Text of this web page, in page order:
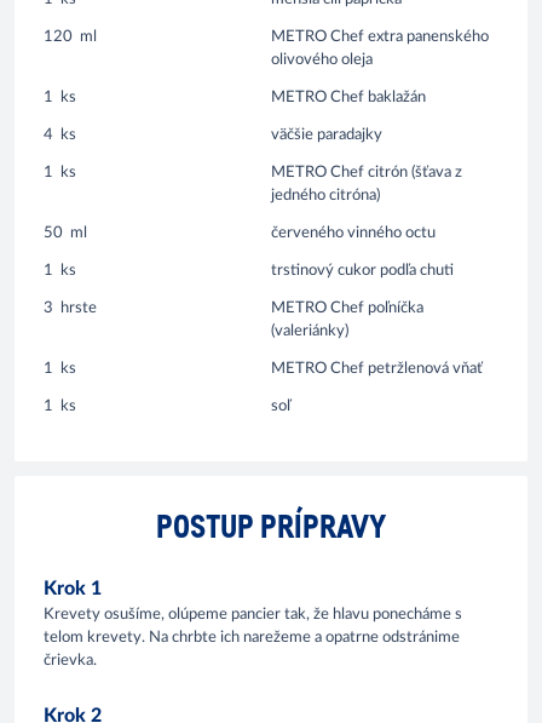
120 ml
METRO Chef extra panenského
olivového oleja
1 ks METRO Chef baklažán
4 ks väčšie paradajky
1 ks
METRO Chef citrón (šťava z
jedného citróna)
50 ml červeného vinného octu
1 ks trstinový cukor podľa chuti
3 hrste
METRO Chef poľníčka
(valeriánky)
1 ks METRO Chef petržlenová vňať
1 ks soľ
POSTUP PRÍPRAVY
Krok 1
Krevety osušíme, olúpeme pancier tak, že hlavu ponecháme s
telom krevety. Na chrbte ich narežeme a opatrne odstránime
črievka.
Krok 2